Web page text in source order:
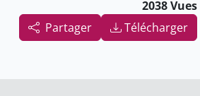
2038 Vues
Partager
Télécharger